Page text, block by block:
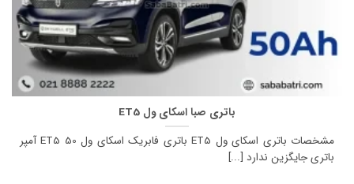
باتری صبا اسکای ول ET5
مشخصات باتری اسکای ول ET5 باتری فابریک اسکای ول ET5 50 آمپر
باتری جایگزین ندارد [...]